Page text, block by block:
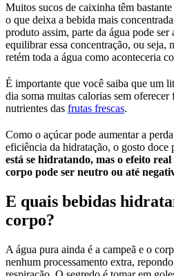
Muitos sucos de caixinha têm
o que deixa a bebida mais
produto assim, parte da água pode
equilibrar essa concentração, ou seja,
retém toda a água como aconteceria
É importante que você saiba que um
dia soma muitas calorias sem oferecer
nutrientes das frutas frescas.
Como o açúcar pode aumentar a
eficiência da hidratação, o gosto doce
está se hidratando, mas o efeito
corpo pode ser neutro ou até
E quais bebidas
corpo?
A água pura ainda é a campeã e o
nenhum processamento extra,